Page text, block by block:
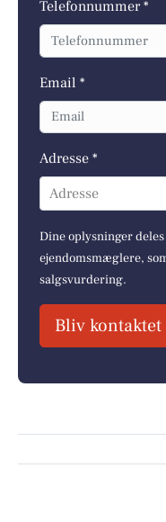
Telefonnummer *
Email *
Adresse *
Adresse
Dine oplysninger
ejendomsmæglere,
salgsvurdering.
Bliv kontaktet